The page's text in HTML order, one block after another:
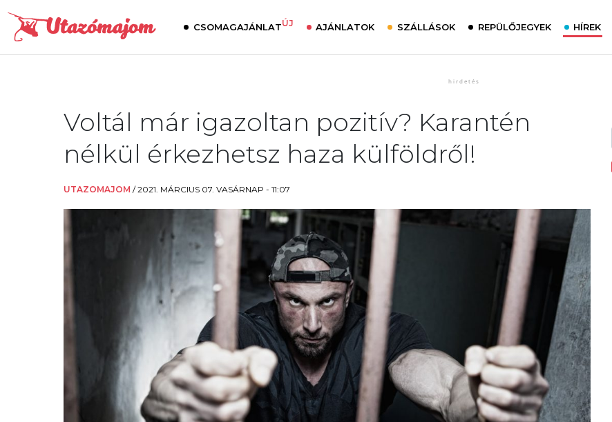
CSOMAGAJÁNLATÚJ AJÁNLATOK SZÁLLÁSOK REPÜLŐJEGYEK HÍREK
Voltál már igazoltan pozitív? Karantén
nélkül érkezhetsz haza külföldről!
UTAZOMAJOM /2021. MÁRCIUS 07. VASÁRNAP - 11:07